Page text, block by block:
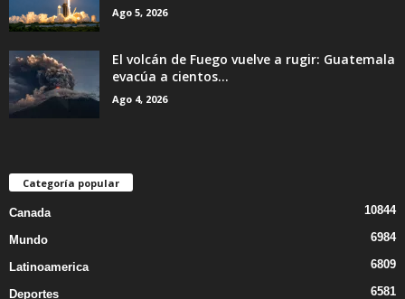
Ago 5, 2026
El volcán de Fuego vuelve a rugir: Guatemala
evacúa a cientos...
Ago 4, 2026
Categoría popular
Canada 10844
Mundo 6984
Latinoamerica 6809
Deportes 6581